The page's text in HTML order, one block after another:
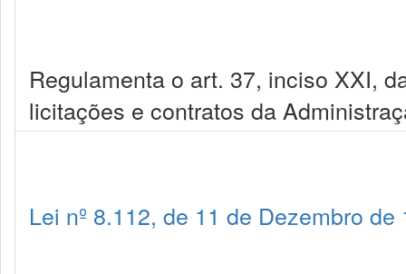
Regulamenta o art. 37, inciso XXI,
licitações e contratos da
Lei nº 8.112, de 11 de Dezembro de